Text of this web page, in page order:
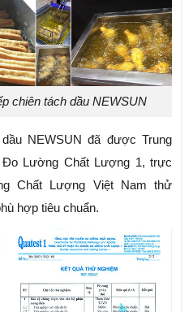
chiên tách dầu NEWSUN
NEWSUN đã được Trung
Đo Lường Chất Lượng 1, trực
Chất Lượng Việt Nam thử
hợp tiêu chuẩn.